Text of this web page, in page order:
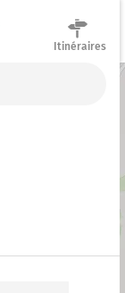
Itinéraires